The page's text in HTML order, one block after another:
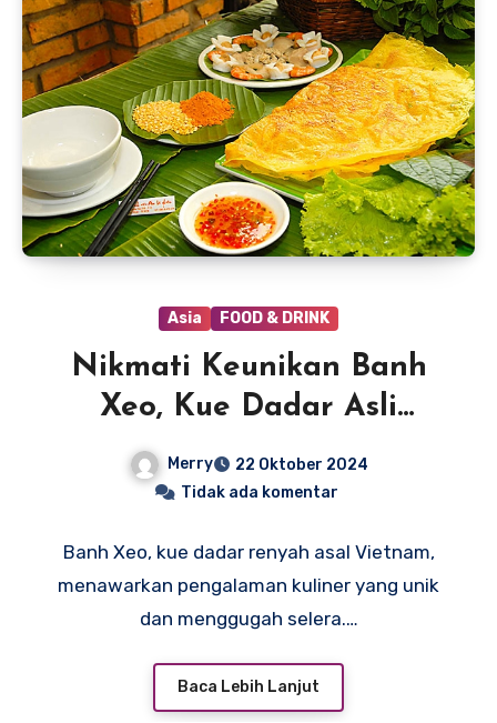
Asia FOOD & DRINK
Nikmati Keunikan Banh
Xeo, Kue Dadar Asli
Merry
22 Oktober 2024
Tidak ada komentar
Banh Xeo, kue dadar renyah asal Vietnam,
menawarkan pengalaman kuliner yang unik
dan menggugah selera.…
Baca Lebih Lanjut